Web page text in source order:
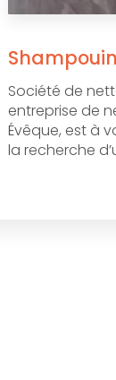
Société de
entreprise de
Évêque, est à
la recherche